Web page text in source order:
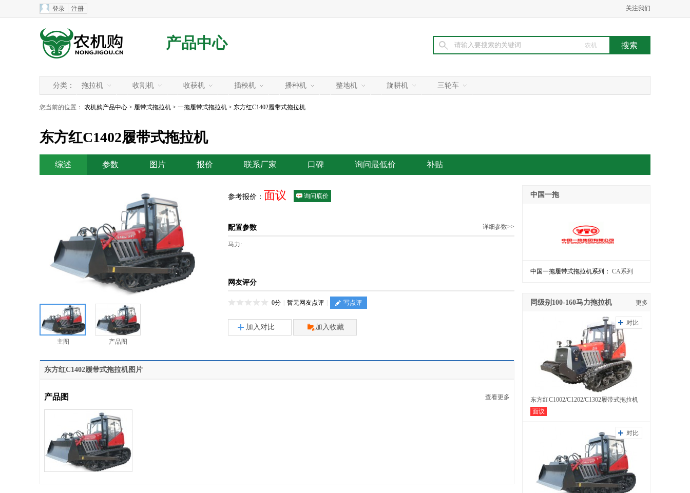
登录 注册 关注我们
产品中心 农机
分类： 拖拉机 收割机 收获机 插秧机 播种机 整地机 旋耕机 三轮车
您当前的位置： 农机购产品中心 > 履带式拖拉机 > 一拖履带式拖拉机 > 东方红C1402履带式拖拉机
东方红C1402履带式拖拉机
综述 参数 图片 报价 联系厂家 口碑 询问最低价 补贴
主图 产品图
参考报价： 面议 询问底价
详细参数>>
配置参数
马力:
网友评分
0分 暂无网友点评 写点评
加入对比 加入收藏
东方红C1402履带式拖拉机图片
查看更多
产品图
中国一拖
中国一拖履带式拖拉机系列： CA系列
更多
同级别100-160马力拖拉机
东方红C1002/C1202/C1302履带式拖拉机
面议
对比
对比